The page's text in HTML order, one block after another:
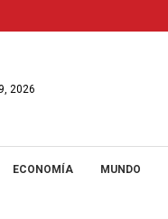
2026
ECONOMÍA MUNDO